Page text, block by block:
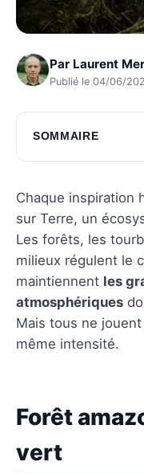
Par Laurent
Publié le 04/06/
SOMMAIRE
Forêt
Forêts boréales
Forêts
écologiques
Mangroves :
Questions
Chaque inspiration
sur Terre, un
Les forêts, les
milieux régulent le
maintiennent les
atmosphériques
Mais tous ne
même intensité.
Forêt
vert